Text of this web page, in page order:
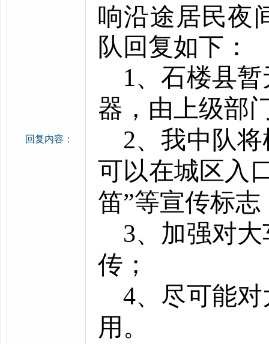
回复内容：
响沿途居民夜
队回复如下：
1、石楼县
器，由上级部
2、我中队
可以在城区入
笛”等宣传标志
3、加强对
传；
4、尽可能
用。